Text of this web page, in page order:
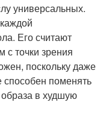
универсальных.
Его считают
точки зрения
поскольку даже
поменять
образа в худшую